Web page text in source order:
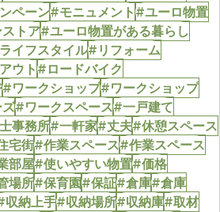
ペーン#モニュメント#ユーロ物置
トア#ユーロ物置がある暮らし
イフスタイル#リフォーム
ウト#ロードバイク
#ワークショップ#ワークショップ
#ワークスペース#一戸建て
事務所#一軒家#丈夫#休憩スペース
宅街#作業スペース#作業スペース
部屋#使いやすい物置#価格
場所#保育園#保証#倉庫#倉庫
収納上手#収納場所#収納庫#取材